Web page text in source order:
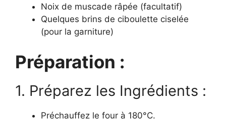
Noix de muscade râpée (facultatif)
Quelques brins de ciboulette ciselée
(pour la garniture)
Préparation :
1. Préparez les Ingrédients :
Préchauffez le four à 180°C.